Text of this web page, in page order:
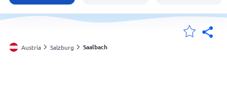
Italia
Svizzera
Austria Salzburg Saalbach